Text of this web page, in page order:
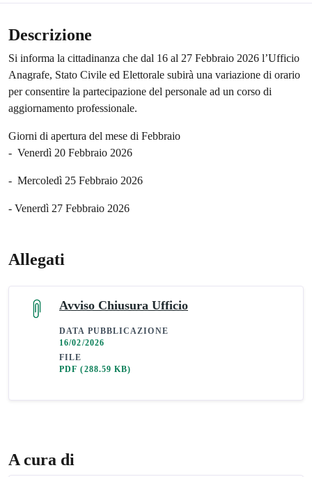
Descrizione
Si informa la cittadinanza che dal 16 al 27 Febbraio 2026 l’Ufficio
Anagrafe, Stato Civile ed Elettorale subirà una variazione di orario
per consentire la partecipazione del personale ad un corso di
aggiornamento professionale.
Giorni di apertura del mese di Febbraio
- Venerdì 20 Febbraio 2026
- Mercoledì 25 Febbraio 2026
- Venerdì 27 Febbraio 2026
Allegati
Avviso Chiusura Ufficio
DATA PUBBLICAZIONE
16/02/2026
FILE
PDF(288.59 KB)
A cura di